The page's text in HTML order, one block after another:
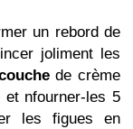
un rebord de
joliment les
de crème
nfourner-les 5
les figues en